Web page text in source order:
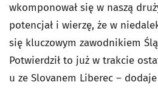
wkomponował się w naszą
potencjał i wierzę, że w
się kluczowym zawodnikiem
Potwierdził to już w trakcie
u ze Slovanem Liberec –